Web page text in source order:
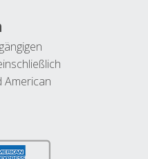
American